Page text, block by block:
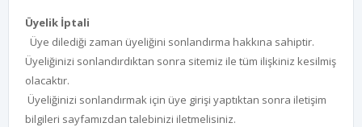
Üyelik İptali
Üye dilediği zaman üyeliğini sonlandırma hakkına sahiptir.
Üyeliğinizi sonlandırdıktan sonra sitemiz ile tüm ilişkiniz kesilmiş
olacaktır.
Üyeliğinizi sonlandırmak için üye girişi yaptıktan sonra iletişim
bilgileri sayfamızdan talebinizi iletmelisiniz.